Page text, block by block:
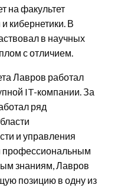
на факультет
кибернетики. В
в научных
с отличием.
Лавров работал
IT-компании. За
ряд
и управления
профессиональным
знаниям, Лавров
позицию в одну из